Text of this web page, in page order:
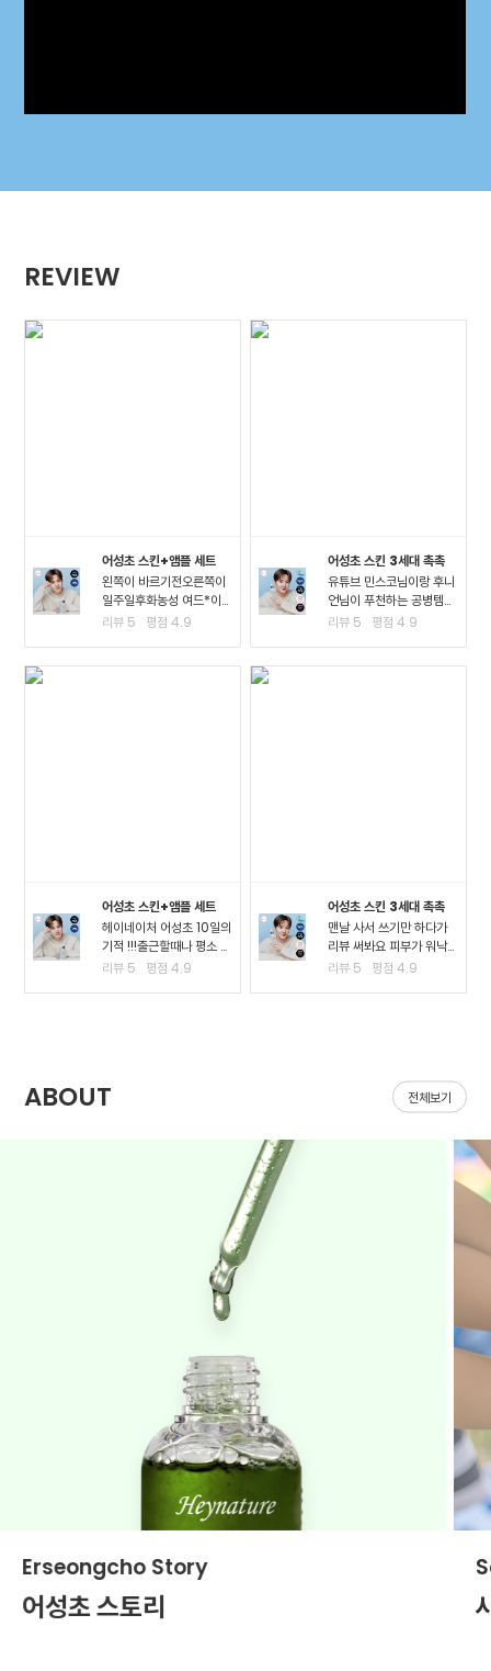
REVIEW
어성초 스킨+앰플 세트
왼쪽이 바르기전오른쪽이
일주일후화농성 여드*이
진짜 많이 진정되고 여드*
리뷰 5 평점4.9
어성초 스킨 3세대 촉촉
유튜브 민스코님이랑 후니
언님이 푸천하는 공병템이
라서 큰 맘먹고 샀는데요!!
리뷰 5 평점4.9
어성초 스킨+앰플 세트
헤이네이처 어성초 10일의
기적 !!!출근할때나 평소 밖
에서 다닐때도 계속 마스
리뷰 5 평점4.9
어성초 스킨 3세대 촉촉
맨날 사서 쓰기만 하다가
리뷰 써봐요 피부가 워낙
여드*성 피부고 툭하면 이
리뷰 5 평점4.9
ABOUT 전체보기
Erseongcho Story
어성초 스토리